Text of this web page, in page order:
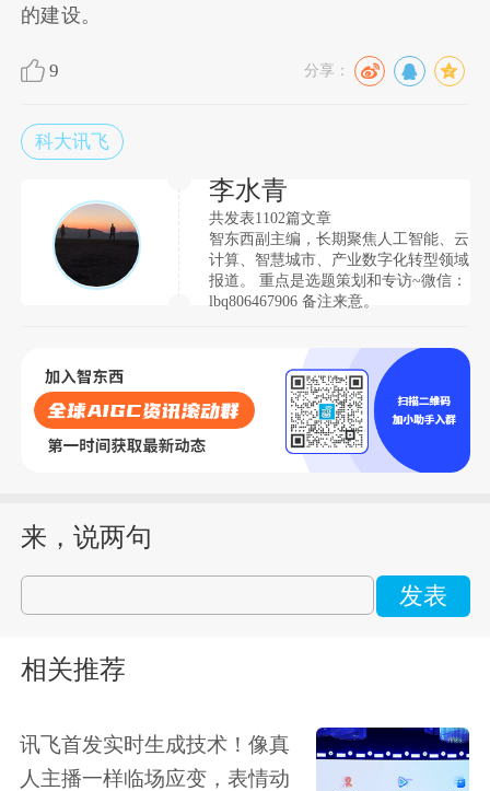
的建设。
9 分享：
科大讯飞
李水青
共发表1102篇文章
智东西副主编，长期聚焦人工智能、云
计算、智慧城市、产业数字化转型领域
报道。 重点是选题策划和专访~微信：
lbq806467906 备注来意。
来，说两句
发表
相关推荐
讯飞首发实时生成技术！像真
人主播一样临场应变，表情动